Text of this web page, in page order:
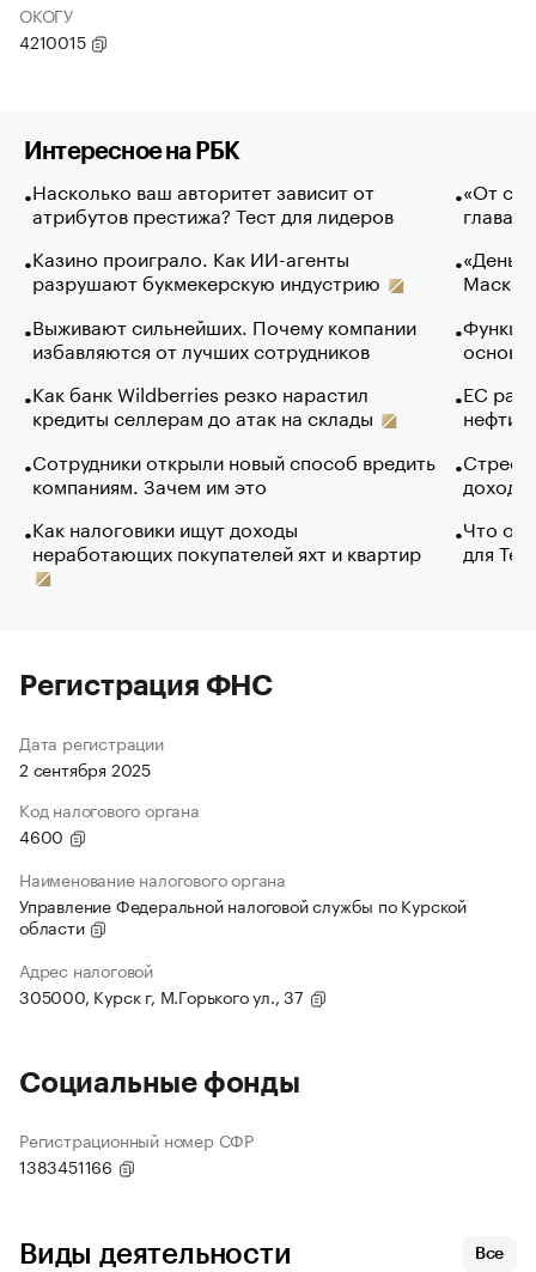
ОКОГУ
4210015
Интересное на РБК
Насколько ваш авторитет зависит от
атрибутов престижа? Тест для лидеров
Казино проиграло. Как ИИ-агенты
разрушают букмекерскую индустрию
Выживают сильнейших. Почему компании
избавляются от лучших сотрудников
Как банк Wildberries резко нарастил
кредиты селлерам до атак на склады
Сотрудники открыли новый способ вредить
компаниям. Зачем им это
Как налоговики ищут доходы
неработающих покупателей яхт и квартир
«От
глава
Маск в
основ
ЕС
нефти
Что
для
Регистрация ФНС
Дата регистрации
2 сентября 2025
Код налогового органа
4600
Наименование налогового органа
Управление Федеральной налоговой службы по Курской
области
Адрес налоговой
305000, Курск г, М.Горького ул., 37
Социальные фонды
Регистрационный номер СФР
1383451166
Виды деятельности Все